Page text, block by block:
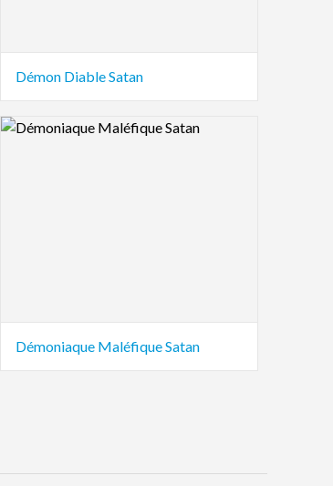
Démon Diable Satan
Logo Preview Image
Démoniaque Maléfique Satan